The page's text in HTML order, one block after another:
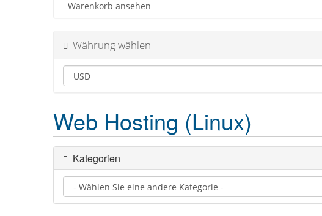
Warenkorb ansehen
Währung wählen
Web Hosting (Linux)
Kategorien